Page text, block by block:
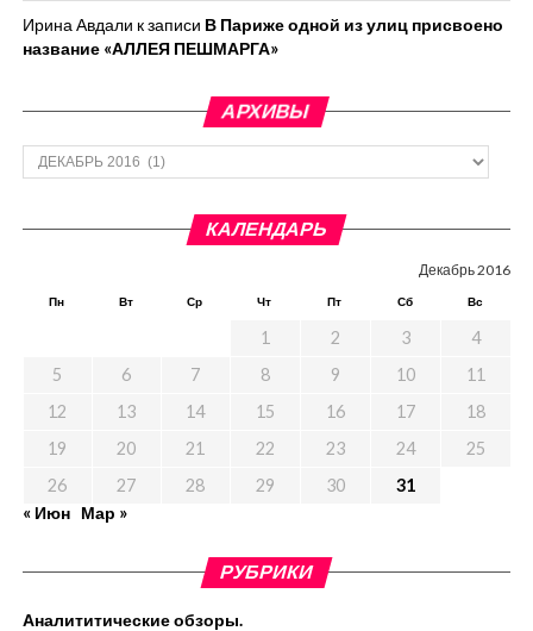
Ирина Авдали к записи В Париже одной из улиц присвоено
название «АЛЛЕЯ ПЕШМАРГА»
АРХИВЫ
Архивы
КАЛЕНДАРЬ
Декабрь 2016
Пн Вт Ср Чт Пт Сб Вс
1 2 3
4
5
6 7 8 9 10
11
12
13 14 15 16 17
18
19
20 21 22 23 24
25
26
27 28 29 30
31
« Июн
Мар »
РУБРИКИ
Аналититические обзоры.